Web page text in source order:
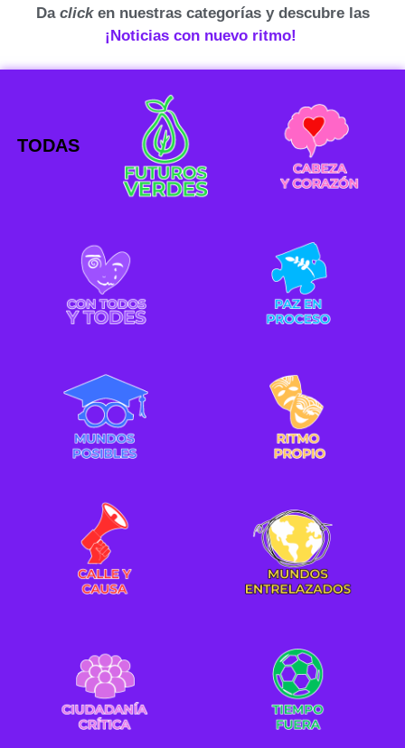
Da clicken nuestras categorías y descubre las
¡Noticias con nuevo ritmo!
TODAS